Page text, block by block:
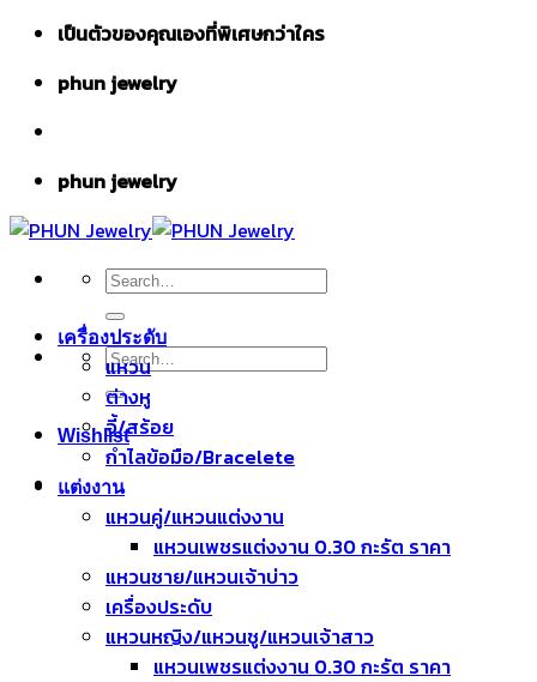
Skip
content
เป็นตัวของคุณเองที่พิเศษกว่าใคร
phun jewelry
phun jewelry
Search
for:
Search
for:
Wishlist
เครื่องประดับ
แหวน
ต่างหู
จี้/สร้อย
กำไลข้อมือ/Bracelete
แต่งงาน
แหวนคู่/แหวนแต่งงาน
แหวนเพชรแต่งงาน 0.30 กะรัต ราคา
แหวนชาย/แหวนเจ้าบ่าว
เครื่องประดับ
แหวนหญิง/แหวนชู/แหวนเจ้าสาว
แหวนเพชรแต่งงาน 0.30 กะรัต ราคา